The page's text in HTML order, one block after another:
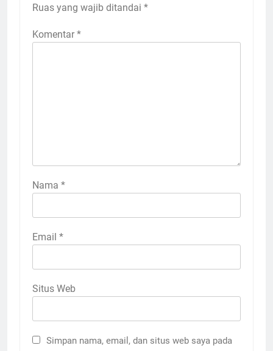
Ruas yang wajib ditandai *
Komentar *
Nama *
Email *
Situs Web
Simpan nama, email, dan situs web saya pada